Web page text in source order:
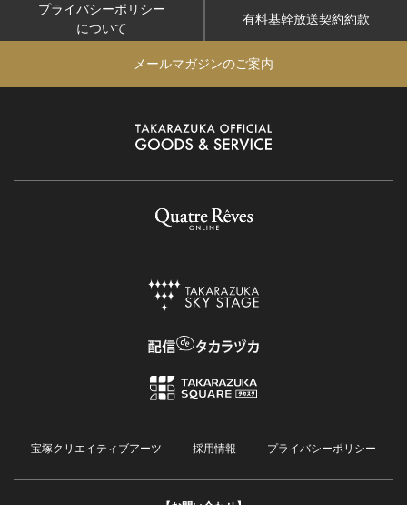
プライバシーポリシー
について
有料基幹放送契約約款
メールマガジンのご案内
宝塚クリエイティブアーツ 採用情報 プライバシーポリシー